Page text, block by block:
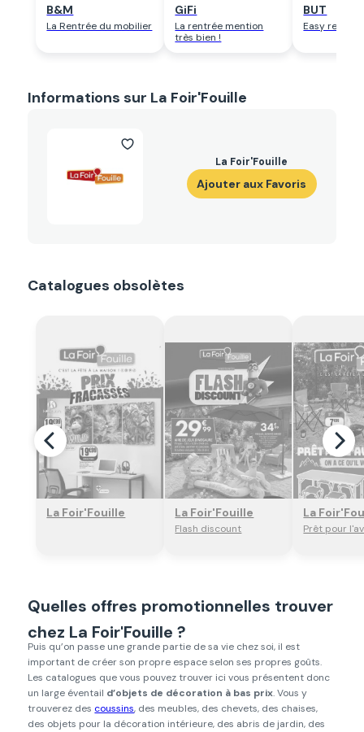
B&M
La Rentrée du mobilier
GiFi
La rentrée mention
très bien !
BUT
Easy rentrée
Informations sur La Foir'Fouille
La Foir'Fouille
Ajouter aux Favoris
Catalogues obsolètes
Regarder
La Foir'Fouille
Regarder
La Foir'Fouille
Flash discount
La
Prêt pour
Quelles offres promotionnelles trouver
chez La Foir'Fouille ?
Puis qu’on passe une grande partie de sa vie chez soi, il est
important de créer son propre espace selon ses propres goûts.
Les catalogues que vous pouvez trouver ici vous présentent donc
un large éventail d’objets de décoration à bas prix. Vous y
trouverez des coussins, des meubles, des chevets, des chaises,
des objets pour la décoration intérieure, des abris de jardin, des